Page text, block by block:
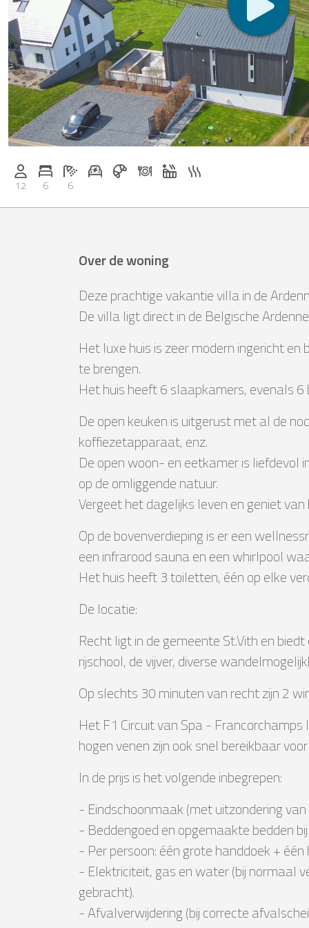
Personen (max.): 12
12
Aantal slaapkamers: 6
6
Aantal badkamers: 6
6
E-auto oplaadstation op aanvraag
Ontbijt te boeken bij Casapilot
Diner op aanvraag
Whirlpool
Over de woning
Deze prachtige vakantie villa in de
De villa ligt direct in de Belgische
Het luxe huis is zeer modern ingericht
te brengen.
Het huis heeft 6 slaapkamers, evenals
De open keuken is uitgerust met al de
koffiezetapparaat, enz.
De open woon- en eetkamer is liefdevol
op de omliggende natuur.
Vergeet het dagelijks leven en geniet
Op de bovenverdieping is er een
een infrarood sauna en een whirlpool
Het huis heeft 3 toiletten, één op elke
De locatie:
Recht ligt in de gemeente St.Vith en
rijschool, de vijver, diverse
Op slechts 30 minuten van recht zijn 2
Het F1 Circuit van Spa -
hogen venen zijn ook snel bereikbaar
In de prijs is het volgende inbegrepen:
- Eindschoonmaak (met uitzondering
- Beddengoed en opgemaakte bedden
- Per persoon: één grote handdoek +
- Elektriciteit, gas en water (bij normaal
gebracht).
- Afvalverwijdering (bij correcte